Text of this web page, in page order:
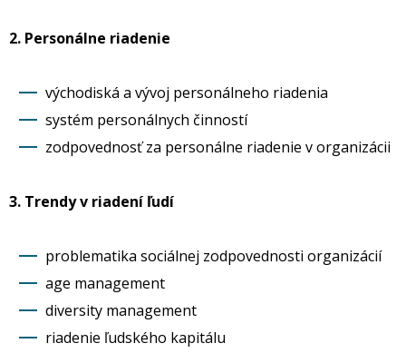
2. Personálne riadenie
východiská a vývoj personálneho riadenia
systém personálnych činností
zodpovednosť za personálne riadenie v organizácii
3. Trendy v riadení ľudí
problematika sociálnej zodpovednosti organizácií
age management
diversity management
riadenie ľudského kapitálu